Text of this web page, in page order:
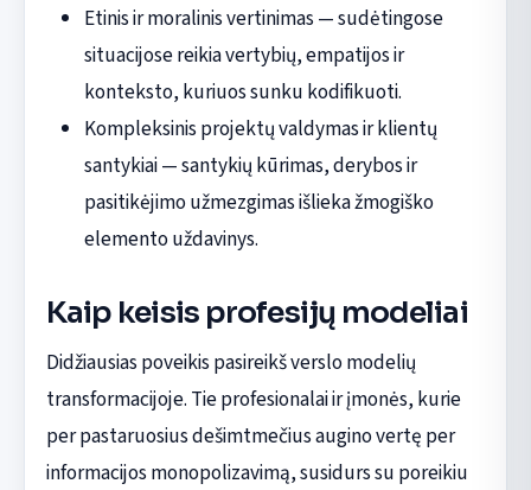
Etinis ir moralinis vertinimas — sudėtingose
situacijose reikia vertybių, empatijos ir
konteksto, kuriuos sunku kodifikuoti.
Kompleksinis projektų valdymas ir klientų
santykiai — santykių kūrimas, derybos ir
pasitikėjimo užmezgimas išlieka žmogiško
elemento uždavinys.
Kaip keisis profesijų modeliai
Didžiausias poveikis pasireikš verslo modelių
transformacijoje. Tie profesionalai ir įmonės, kurie
per pastaruosius dešimtmečius augino vertę per
informacijos monopolizavimą, susidurs su poreikiu